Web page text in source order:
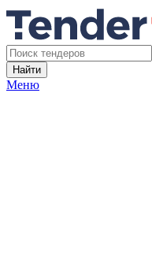
Найти
Меню